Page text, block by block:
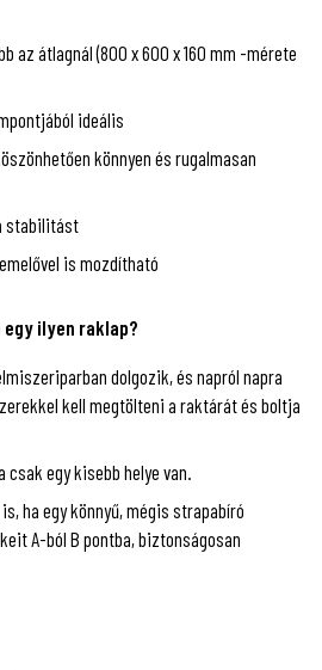
az átlagnál (800 x 600 x 160 mm -mérete
ideális
könnyen és rugalmasan
stabilitást
is mozdítható
egy ilyen raklap?
dolgozik, és napról napra
kell megtölteni a raktárát és boltja
egy kisebb helye van.
ha egy könnyű, mégis strapabíró
A-ból B pontba, biztonságosan